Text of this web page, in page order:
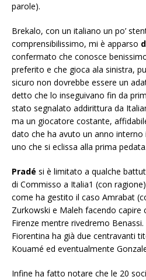
parole).
Brekalo, con un italiano un po’
comprensibilissimo, mi è apparso
confermato che conosce
preferito e che gioca ala sinistra,
sicuro non dovrebbe essere un
detto che lo inseguivano fin da
stato segnalato addirittura da
ma un giocatore costante,
dato che ha avuto un anno interno
uno che si eclissa alla prima pedata.
Pradé si è limitato a qualche
di Commisso a Italia1 (con
come ha gestito il caso Amrabat
Zurkowski e Maleh facendo capire
Firenze mentre rivedremo
Fiorentina ha già due centravanti
Kouamé ed eventualmente
Infine ha fatto notare che le 20